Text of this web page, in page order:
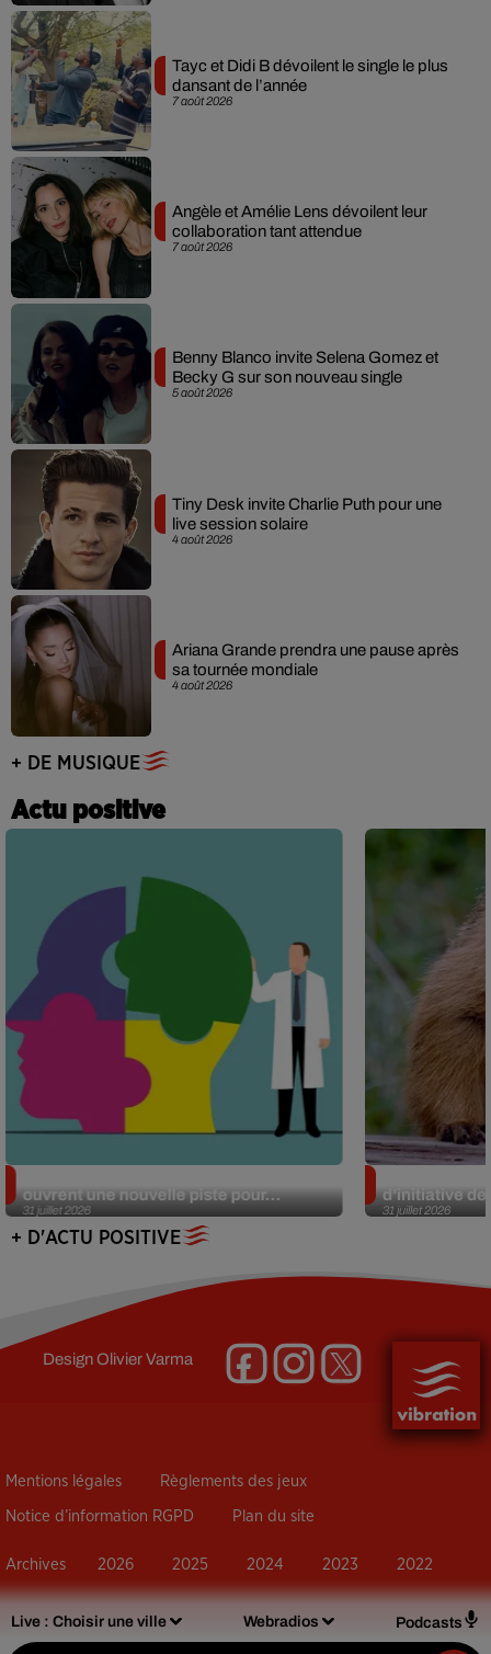
Live : Choisir une ville Webradios Podcasts
7 août 2026
Tayc et Didi B dévoilent le single le plus
dansant de l’année
7 août 2026
Angèle et Amélie Lens dévoilent leur
collaboration tant attendue
5 août 2026
Benny Blanco invite Selena Gomez et
Becky G sur son nouveau single
4 août 2026
Tiny Desk invite Charlie Puth pour une
live session solaire
4 août 2026
Ariana Grande prendra une pause après
sa tournée mondiale
+ DE MUSIQUE
Actu positive
31 juillet 2026
ouvrent une nouvelle piste pour...
31 juillet 2026
d’initiative
+ D'ACTU POSITIVE
DesignOlivier Varma
Mentions légales Règlements des jeux
Notice d’information RGPD Plan du site
Archives 2026 2025 2024 2023 2022